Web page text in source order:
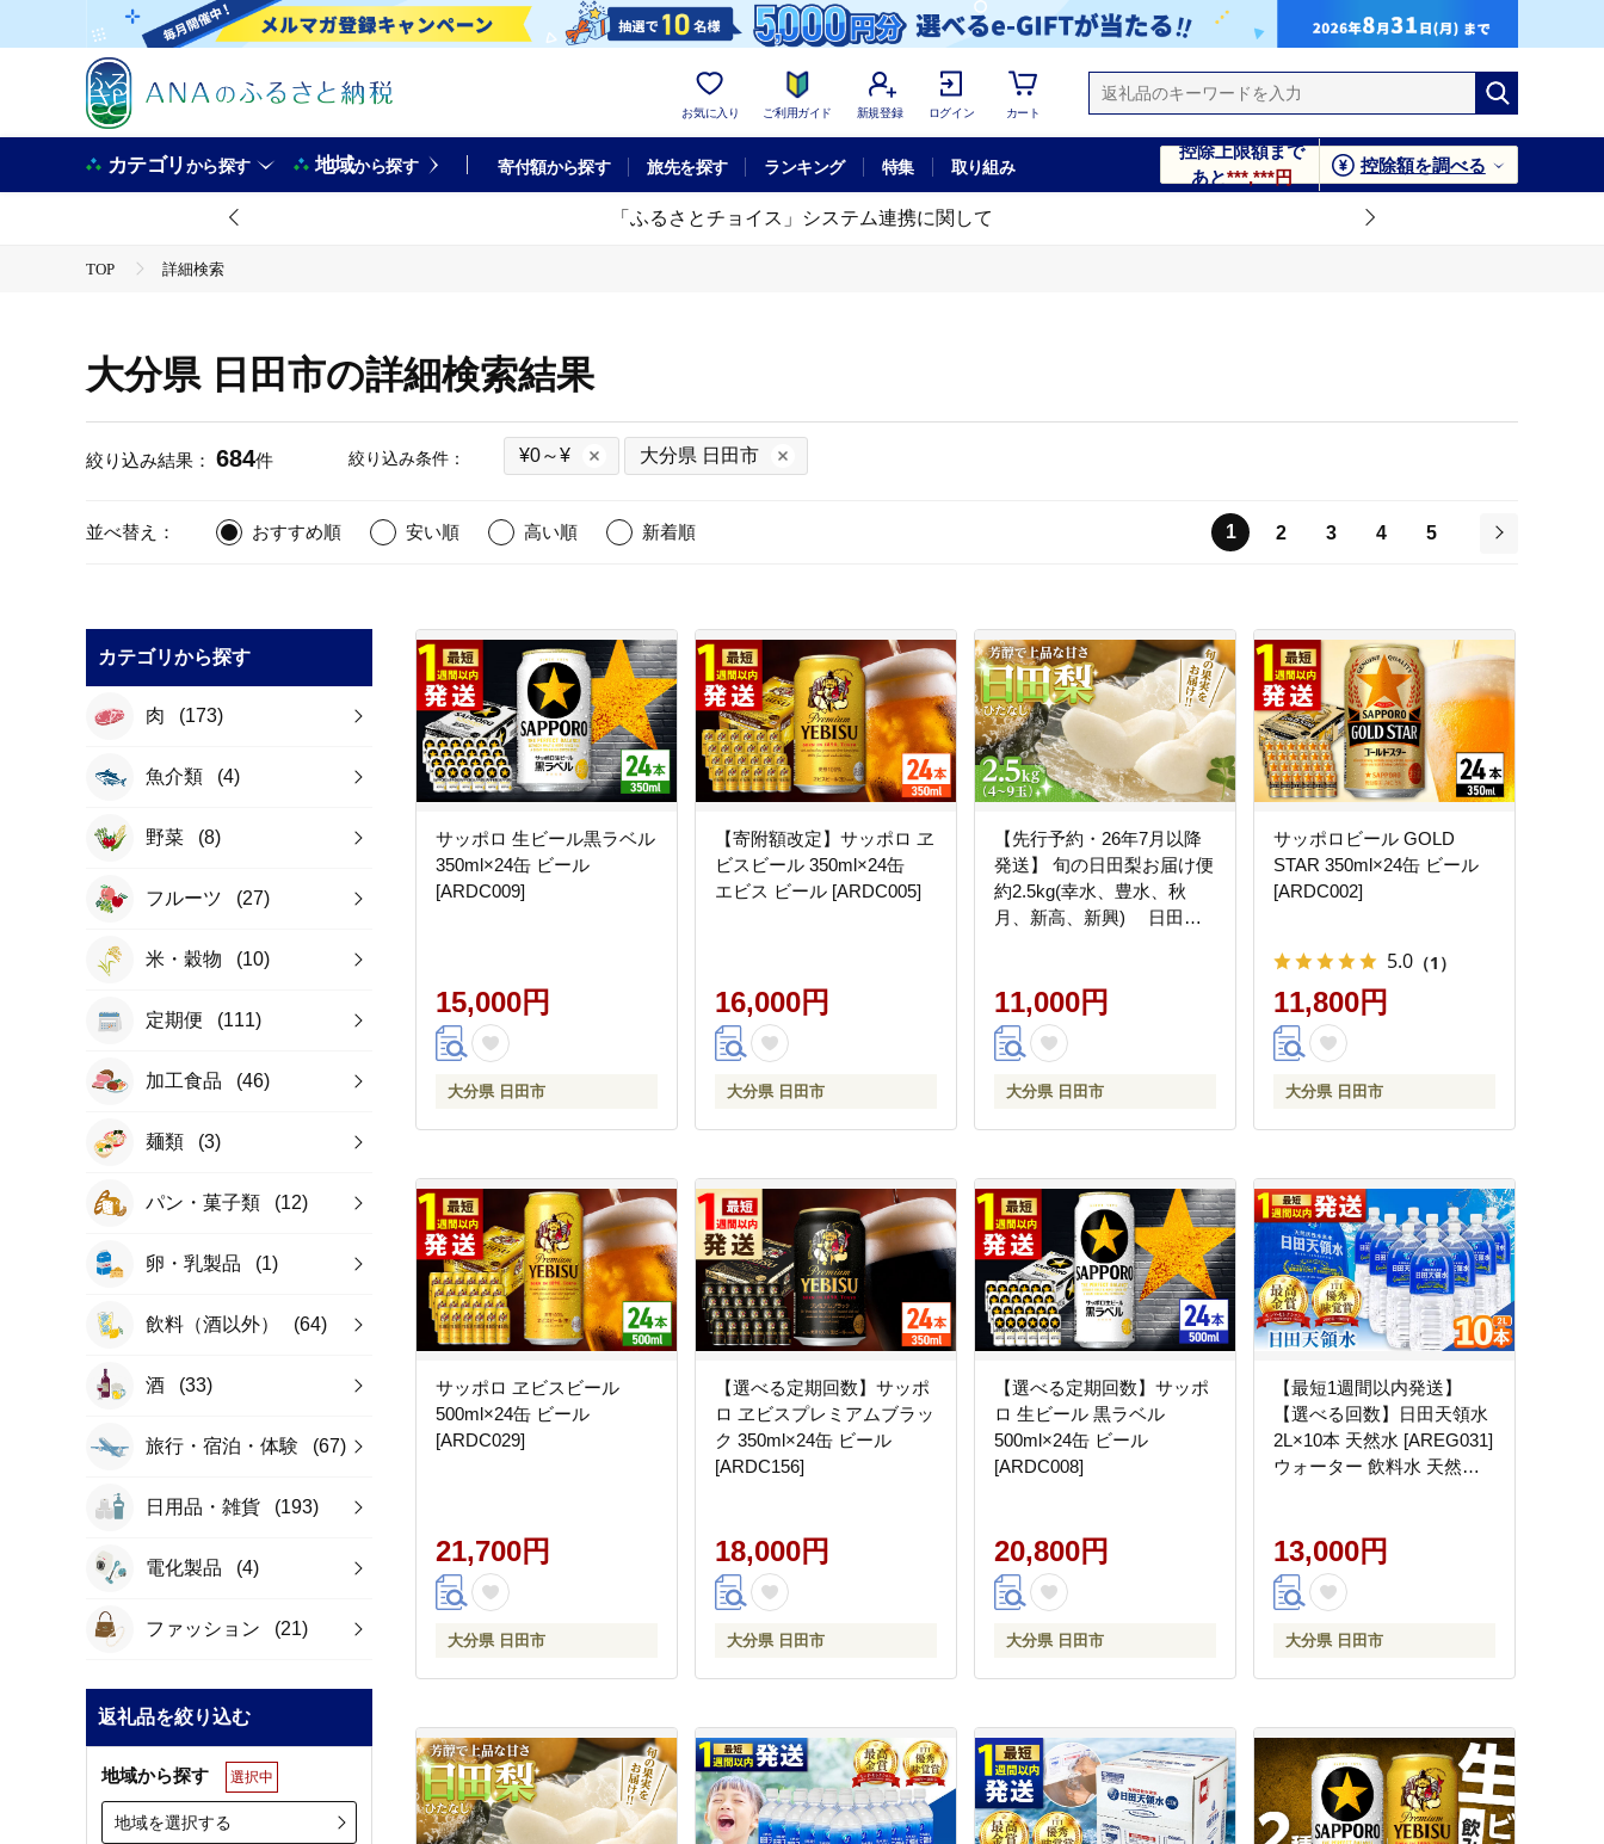
お気に入り ご利用ガイド 新規登録 ログイン カート
カテゴリから探す 地域から探す 寄付額から探す 旅先を探す ランキング 特集 取り組み
控除上限額まで
あと***,***円
控除額を調べる
「ふるさとチョイス」システム連携に関して
TOP 詳細検索
大分県 日田市の詳細検索結果
絞り込み結果： 684件 絞り込み条件： ¥0～¥ 大分県 日田市
並べ替え： おすすめ順 安い順 高い順 新着順 1 2 3 4
5
カテゴリから探す
肉 (173)
魚介類 (4)
野菜 (8)
フルーツ (27)
米・穀物 (10)
定期便 (111)
加工食品 (46)
麺類 (3)
パン・菓子類 (12)
卵・乳製品 (1)
飲料（酒以外） (64)
酒 (33)
旅行・宿泊・体験 (67)
日用品・雑貨 (193)
電化製品 (4)
ファッション (21)
返礼品を絞り込む
地域から探す 選択中
地域を選択する
サッポロ 生ビール黒ラベル
350ml×24缶 ビール
[ARDC009]
15,000円
大分県 日田市
【寄附額改定】サッポロ ヱ
ビスビール 350ml×24缶
エビス ビール [ARDC005]
16,000円
大分県 日田市
【先行予約・26年7月以降
発送】 旬の日田梨お届け便
約2.5kg(幸水、豊水、秋
月、新高、新興) 日田市 /
可地域：離島】[ARET007]
11,000円
大分県 日田市
サッポロビール GOLD
STAR 350ml×24缶 ビール
[ARDC002]
5.0 （1）
11,800円
大分県 日田市
サッポロ ヱビスビール
500ml×24缶 ビール
[ARDC029]
21,700円
大分県 日田市
【選べる定期回数】サッポ
ロ ヱビスプレミアムブラッ
ク 350ml×24缶 ビール
[ARDC156]
18,000円
大分県 日田市
【選べる定期回数】サッポ
ロ 生ビール 黒ラベル
500ml×24缶 ビール
[ARDC008]
20,800円
大分県 日田市
【最短1週間以内発送】
【選べる回数】日田天領水
2L×10本 天然水 [AREG031]
ウォーター 飲料水 天然水
13,000円
大分県 日田市